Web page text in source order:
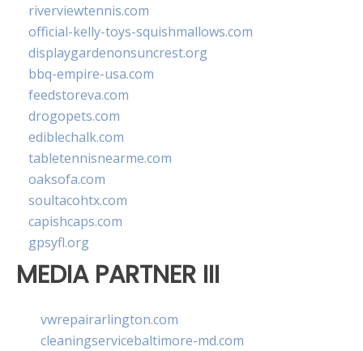
riverviewtennis.com
official-kelly-toys-squishmallows.com
displaygardenonsuncrest.org
bbq-empire-usa.com
feedstoreva.com
drogopets.com
ediblechalk.com
tabletennisnearme.com
oaksofa.com
soultacohtx.com
capishcaps.com
gpsyfl.org
MEDIA PARTNER III
vwrepairarlington.com
cleaningservicebaltimore-md.com